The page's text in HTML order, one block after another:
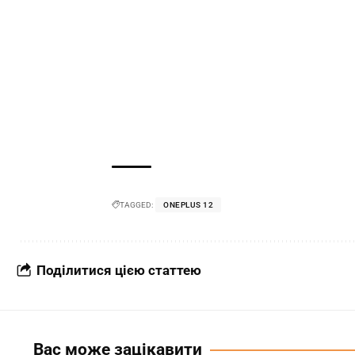
TAGGED: ONEPLUS 12
Поділитися цією статтею
Вас може зацікавити